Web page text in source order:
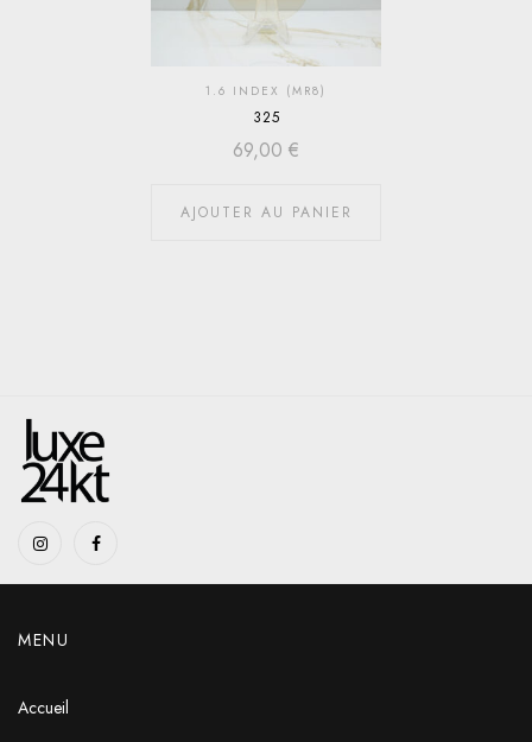
1.6 INDEX (MR8)
325
69,00 €
AJOUTER AU PANIER
MENU
Accueil